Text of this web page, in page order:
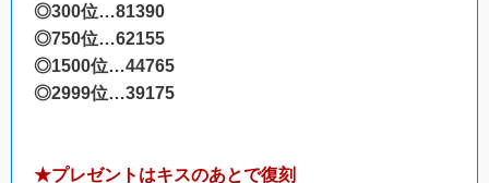
◎300位…81390
◎750位…62155
◎1500位…44765
◎2999位…39175
★プレゼントはキスのあとで復刻